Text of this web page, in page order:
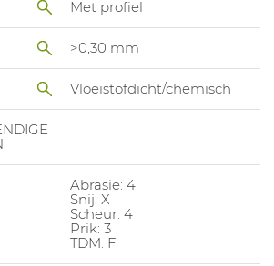
Met profiel
>0,30 mm
Vloeistofdicht/chemisch
Abrasie: 4
Snij: X
Scheur: 4
Prik: 3
TDM: F